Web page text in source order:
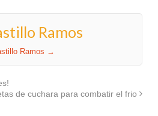
Ramos
Ramos →
de cuchara para combatir el frio